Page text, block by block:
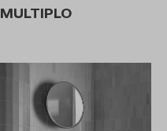
MULTIPLO